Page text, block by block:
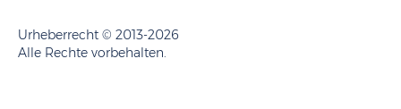
Urheberrecht © 2013-2026
Alle Rechte vorbehalten.